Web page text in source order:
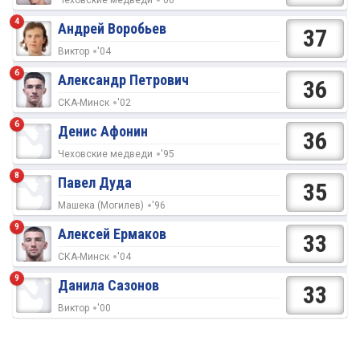
4 Андрей Воробьев
Виктор '04 37
6 Александр Петрович
СКА-Минск '02 36
6 Денис Афонин
Чеховские медведи '95 36
8 Павел Дуда
Машека (Могилев) '96 35
9 Алексей Ермаков
СКА-Минск '04 33
9 Данила Сазонов
Виктор '00 33